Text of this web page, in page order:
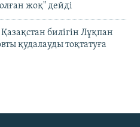
жоқ" дейді
билігін Лұқпан
қудалауды тоқтатуға